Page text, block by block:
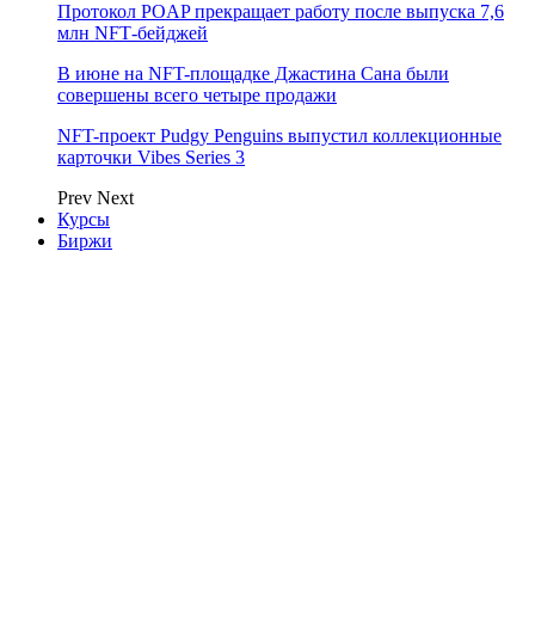
Протокол POAP прекращает работу после выпуска 7,6
млн NFT‑бейджей
В июне на NFT-площадке Джастина Сана были
совершены всего четыре продажи
NFT-проект Pudgy Penguins выпустил коллекционные
карточки Vibes Series 3
Prev Next
Курсы
Биржи